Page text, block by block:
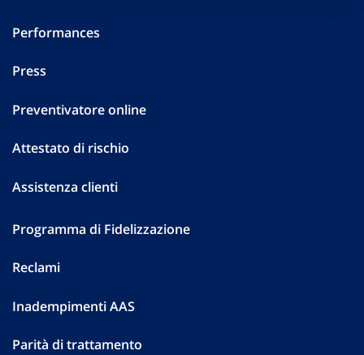
Performances
Press
Preventivatore online
Attestato di rischio
Assistenza clienti
Programma di Fidelizzazione
Reclami
Inadempimenti AAS
Parità di trattamento